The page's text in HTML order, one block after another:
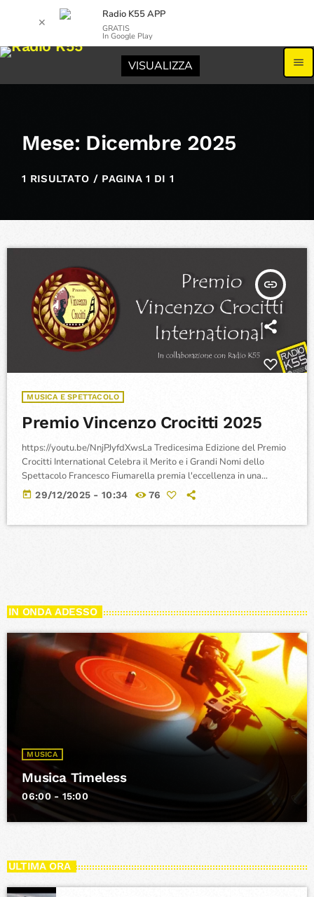
menu
Mese: Dicembre 2025
1 RISULTATO / PAGINA 1 DI 1
insert_link
MUSICA E SPETTACOLO
Premio Vincenzo Crocitti 2025
https://youtu.be/NnjPJyfdXwsLa Tredicesima Edizione del Premio
Crocitti International Celebra il Merito e i Grandi Nomi dello
Spettacolo Francesco Fiumarella premia l'eccellenza in una
premiere online: da Paola Cortellesi a Morgan, un palmares
all'insegna della Meritocrazia e dell'Umanità.ROMA – Si è tenuta
today 29/12/2025 - 10:34 76
IN ONDA ADESSO
MUSICA
Musica Timeless
06:00 - 15:00
ULTIMA ORA
✕
Radio K55 APP
GRATIS
In Google Play
VISUALIZZA